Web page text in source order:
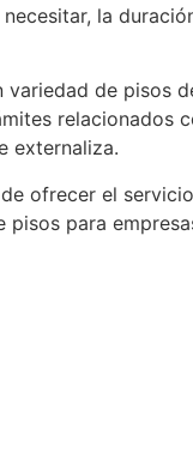
la
de pisos
relacionados
externaliza.
ofrecer el
para